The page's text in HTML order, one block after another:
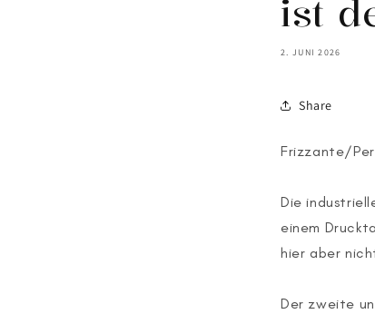
ist
2. JUNI 2026
Share
Frizzante/
Die
einem
hier aber
Der zweite